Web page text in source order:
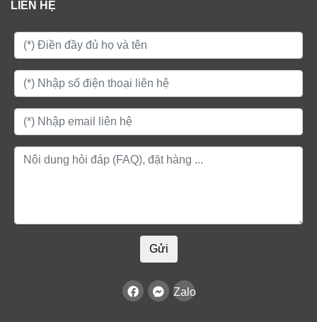
LIÊN HỆ
Gửi
Zalo